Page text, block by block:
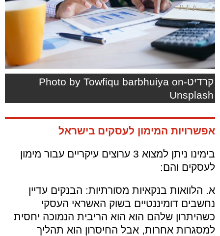
קרדיט-Photo by Towfiqu barbhuiya on
Unsplash
אפשרויות המימון לעסקים בישראל
בימינו ניתן למצוא 3 ערוצים עיקריים עבור מימון
לעסקים והם:
א. הלוואות בנקאיות מסורתיות: הבנקים עדיין
נחשבים דומיננטיים בשוק האשראי העסקי
כשהיתרון שלהם הוא הוא הריבית הנמוכה יחסית
למסגרות אחרות, אבל החיסרון הוא תהליך